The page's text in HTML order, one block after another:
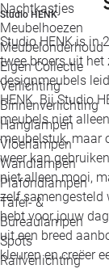
Nachtkastjes
Meubelhoezen
Meubelonderhoud
Eigen Collectie
Verlichting
Binnenverlichting
Hanglampen
Vloerlampen
Wandlampen
Plafondlampen
Tafel- &
Bureaulampen
Spots
Railverlichting
Studio HENK
Studio HENK is in
twee broers uit
designmeubels
HENK. Bij Studio
meubels niet
meubelstuk, maar
weer kan
niet alleen mooi,
zelf samengesteld
hebt voor jouw
uit een breed
kleuren en creëer